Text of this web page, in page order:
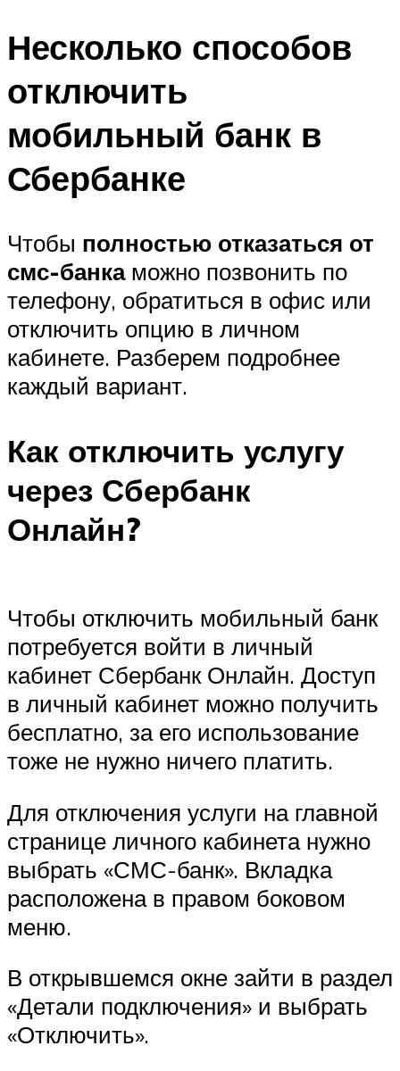
Несколько способов
отключить
мобильный банк в
Сбербанке
Чтобы полностью отказаться от
смс-банкаможно позвонить по
телефону, обратиться в офис или
отключить опцию в личном
кабинете. Разберем подробнее
каждый вариант.
Как отключить услугу
через Сбербанк
Онлайн?
Чтобы отключить мобильный банк
потребуется войти в личный
кабинет Сбербанк Онлайн. Доступ
в личный кабинет можно получить
бесплатно, за его использование
тоже не нужно ничего платить.
Для отключения услуги на главной
странице личного кабинета нужно
выбрать «СМС-банк». Вкладка
расположена в правом боковом
меню.
В открывшемся окне зайти в раздел
«Детали подключения» и выбрать
«Отключить».